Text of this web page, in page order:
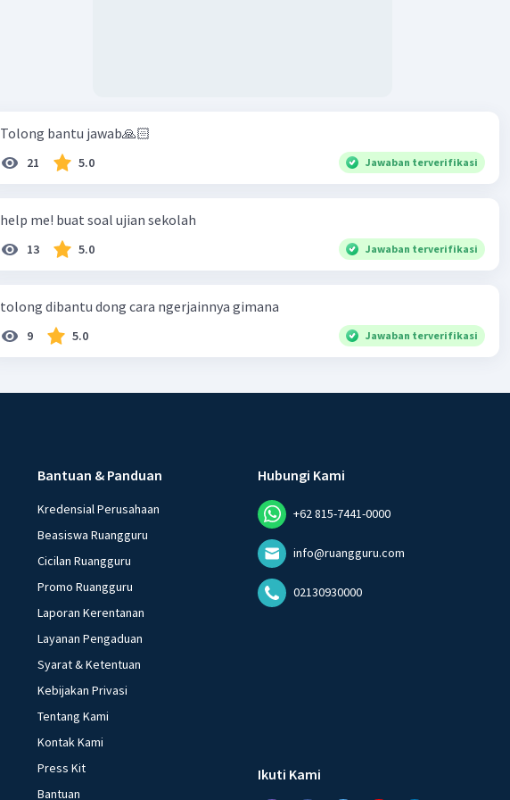
Tolong bantu jawab🙏🏻
21 5.0 Jawaban terverifikasi
help me! buat soal ujian sekolah
13 5.0 Jawaban terverifikasi
tolong dibantu dong cara ngerjainnya gimana
9 5.0 Jawaban terverifikasi
Bantuan & Panduan
Kredensial Perusahaan
Beasiswa Ruangguru
Cicilan Ruangguru
Promo Ruangguru
Laporan Kerentanan
Layanan Pengaduan
Syarat & Ketentuan
Kebijakan Privasi
Tentang Kami
Kontak Kami
Press Kit
Bantuan
Hubungi Kami
+62 815-7441-0000
info@ruangguru.com
02130930000
Ikuti Kami